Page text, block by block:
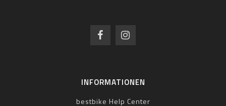
INFORMATIONEN
bestbike Help Center